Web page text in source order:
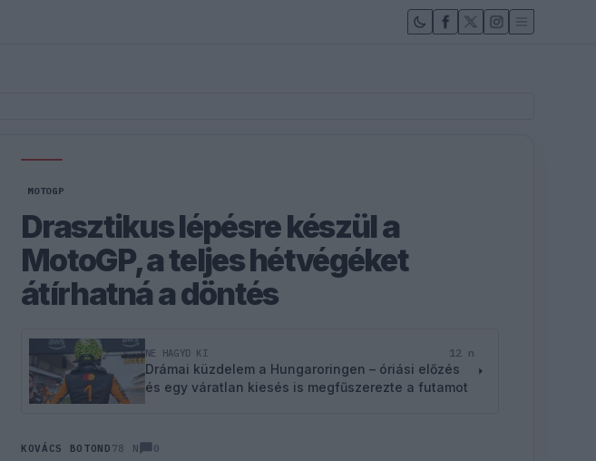
MOTOGP
Drasztikus lépésre készül a
MotoGP, a teljes hétvégéket
átírhatná a döntés
NE HAGYD KI 12 n
Drámai küzdelem a Hungaroringen – óriási előzés
és egy váratlan kiesés is megfűszerezte a futamot
KOVÁCS BOTOND 78 N 0